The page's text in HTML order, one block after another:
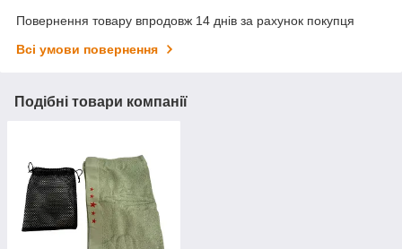
Повернення товару впродовж 14 днів за рахунок покупця
Всі умови повернення
Подібні товари компанії